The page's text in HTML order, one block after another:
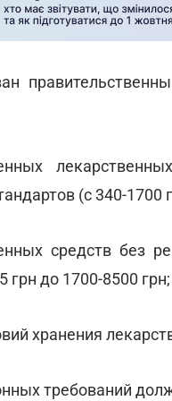
(с 340-1700
средств без
грн до 1700-8500 грн;
хранения
требований